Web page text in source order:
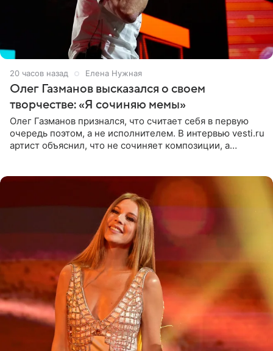
20 часов назад Елена Нужная
Олег Газманов высказался о своем
творчестве: «Я сочиняю мемы»
Олег Газманов признался, что считает себя в первую
очередь поэтом, а не исполнителем. В интервью vesti.ru
артист объяснил, что не сочиняет композиции, а